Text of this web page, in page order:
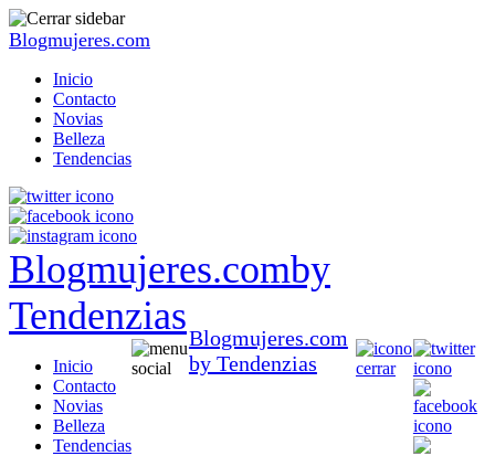
Blogmujeres.com
Inicio
Contacto
Novias
Belleza
Tendencias
Blogmujeres.comby
Tendenzias
Inicio
Contacto
Novias
Belleza
Tendencias
Blogmujeres.com
by Tendenzias